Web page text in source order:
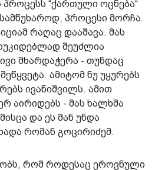
პროცესს “ქართული ოცნება“
პროცესი მორჩა.
რაღაც დააშავა. მას
შეუძლია
მხარდაჭერა - თუნდაც
ამიტომ ნუ უყურებს
ივანიშვილს. ამით
აირიდებს - მას ხალხმა
და ეს მან უნდა
რომან გოცირიძემ.
რომ როდესაც ეროვნული